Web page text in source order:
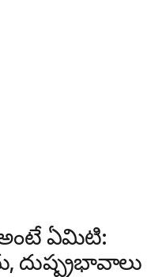
ఏమిటి: